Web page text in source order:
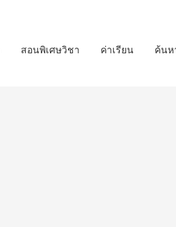
สอนพิเศษวิชา ค่าเรียน ค้นห